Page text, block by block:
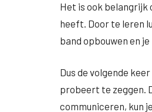
Het is ook belangrijk
heeft. Door te leren
band opbouwen en
Dus de volgende
probeert te zeggen.
communiceren, kun